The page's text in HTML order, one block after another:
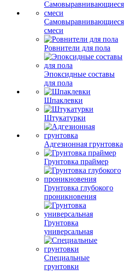
Самовыравнивающиеся
смеси
Ровнители для пола
Эпоксидные составы
для пола
Шпаклевки
Штукатурки
Адгезионная грунтовка
Грунтовка праймер
Грунтовка глубокого
проникновения
Грунтовка
универсальная
Специальные
грунтовки